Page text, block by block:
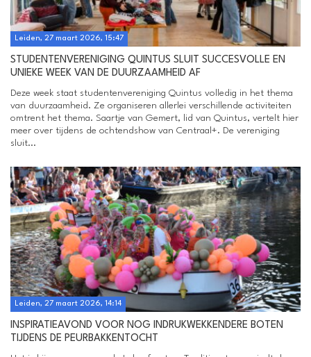
Leiden, 27 maart 2026, 15:47
STUDENTENVERENIGING QUINTUS SLUIT SUCCESVOLLE EN
UNIEKE WEEK VAN DE DUURZAAMHEID AF
Deze week staat studentenvereniging Quintus volledig in het thema
van duurzaamheid. Ze organiseren allerlei verschillende activiteiten
omtrent het thema. Saartje van Gemert, lid van Quintus, vertelt hier
meer over tijdens de ochtendshow van Centraal+. De vereniging
sluit...
Leiden, 27 maart 2026, 14:14
INSPIRATIEAVOND VOOR NOG INDRUKWEKKENDERE BOTEN
TIJDENS DE PEURBAKKENTOCHT